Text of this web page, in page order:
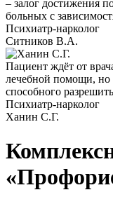
– залог достижения
больных с
Психиатр-нарколог
Ситников В.А.
Пациент ждёт от
лечебной помощи, но
способного
Психиатр-нарколог
Ханин С.Г.